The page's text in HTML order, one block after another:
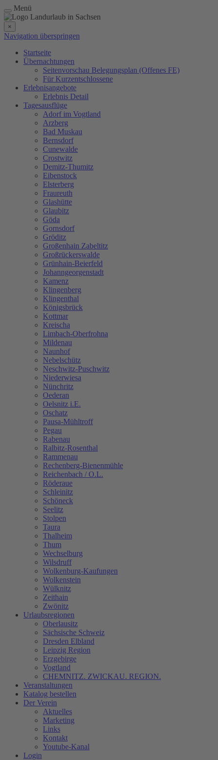
Menü
×
Navigation überspringen
Startseite
Übernachtungen
Seitenvorschau Belegungsplan (Offenes FE)
Für Kurzentschlossene
Erlebnisangebote
Erlebnis Detail
Tagesausflüge
Adorf im Vogtland
Arzberg
Bad Muskau
Bernsdorf
Cunewalde
Crostwitz
Demitz-Thumitz
Eibenstock
Elsterberg
Fraureuth
Glashütte
Glaubitz
Göda
Gornsdorf
Gröditz
Großenhain Zabeltitz
Großrückerswalde
Grünhain-Beierfeld
Johanngeorgenstadt
Kamenz
Klingenberg
Klingenthal
Königsbrück
Kottmar
Kreischa
Limbach-Oberfrohna
Mildenau
Naunhof
Nebelschütz
Neschwitz-Puschwitz
Niederwiesa
Nünchritz
Oederan
Oelsnitz i.E.
Oschatz
Pausa-Mühltroff
Pegau
Rabenau
Ralbitz-Rosenthal
Rammenau
Rechenberg-Bienenmühle
Reichenbach / O.L.
Röderaue
Schleinitz
Schöneck
Seelitz
Stolpen
Taura
Thalheim
Thum
Wechselburg
Wilsdruff
Wolkenburg-Kaufungen
Wolkenstein
Wülknitz
Zeithain
Zwönitz
Urlaubsregionen
Oberlausitz
Sächsische Schweiz
Dresden Elbland
Leipzig Region
Erzgebirge
Vogtland
CHEMNITZ. ZWICKAU. REGION.
Veranstaltungen
Katalog bestellen
Der Verein
Aktuelles
Marketing
Links
Kontakt
Youtube-Kanal
Login